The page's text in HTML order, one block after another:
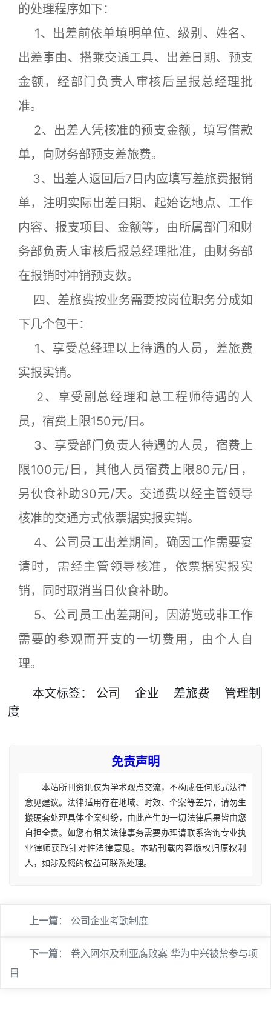
的处理程序如下：
1、出差前依单填明单位、级别、姓名、
出差事由、搭乘交通工具、出差日期、预支
金额，经部门负责人审核后呈报总经理批
准。
2、出差人凭核准的预支金额，填写借款
单，向财务部预支差旅费。
3、出差人返回后7日内应填写差旅费报销
单，注明实际出差日期、起始讫地点、工作
内容、报支项目、金额等，由所属部门和财
务部负责人审核后报总经理批准，由财务部
在报销时冲销预支数。
四、差旅费按业务需要按岗位职务分成如
下几个包干：
1、享受总经理以上待遇的人员，差旅费
实报实销。
2、享受副总经理和总工程师待遇的人
员，宿费上限150元/日。
3、享受部门负责人待遇的人员，宿费上
限100元/日，其他人员宿费上限80元/日，
另伙食补助30元/天。交通费以经主管领导
核准的交通方式依票据实报实销。
4、公司员工出差期间，确因工作需要宴
请时，需经主管领导核准，依票据实报实
销，同时取消当日伙食补助。
5、公司员工出差期间，因游览或非工作
需要的参观而开支的一切费用，由个人自
理。
本文标签： 公司 企业 差旅费
管理制
度
免责声明
本站所刊资讯仅为学术观点交流，不构成任何形式法律
意见建议。法律适用存在地域、时效、个案等差异，请勿生
搬硬套处理具体个案纠纷，由此产生的一切法律后果皆由您
自担全责。如您有相关法律事务需要办理请联系咨询专业执
业律师获取针对性法律意见。本站刊载内容版权归原权利
人，如涉及您的权益可联系处理。
上一篇： 公司企业考勤制度
下一篇： 卷入阿尔及利亚腐败案 华为中兴被禁参与项
目